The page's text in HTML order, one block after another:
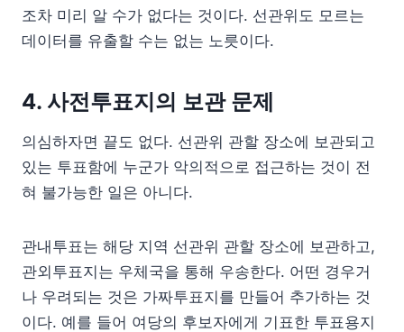
조차 미리 알 수가 없다는 것이다. 선관위도 모르는
데이터를 유출할 수는 없는 노릇이다.
4. 사전투표지의 보관 문제
의심하자면 끝도 없다. 선관위 관할 장소에 보관되고
있는 투표함에 누군가 악의적으로 접근하는 것이 전
혀 불가능한 일은 아니다.
관내투표는 해당 지역 선관위 관할 장소에 보관하고,
관외투표지는 우체국을 통해 우송한다. 어떤 경우거
나 우려되는 것은 가짜투표지를 만들어 추가하는 것
이다. 예를 들어 여당의 후보자에게 기표한 투표용지